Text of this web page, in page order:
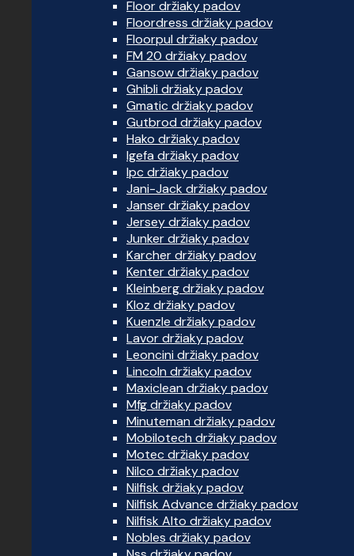
Floor držiaky padov
Floordress držiaky padov
Floorpul držiaky padov
FM 20 držiaky padov
Gansow držiaky padov
Ghibli držiaky padov
Gmatic držiaky padov
Gutbrod držiaky padov
Hako držiaky padov
Igefa držiaky padov
Ipc držiaky padov
Jani-Jack držiaky padov
Janser držiaky padov
Jersey držiaky padov
Junker držiaky padov
Karcher držiaky padov
Kenter držiaky padov
Kleinberg držiaky padov
Kloz držiaky padov
Kuenzle držiaky padov
Lavor držiaky padov
Leoncini držiaky padov
Lincoln držiaky padov
Maxiclean držiaky padov
Mfg držiaky padov
Minuteman držiaky padov
Mobilotech držiaky padov
Motec držiaky padov
Nilco držiaky padov
Nilfisk držiaky padov
Nilfisk Advance držiaky padov
Nilfisk Alto držiaky padov
Nobles držiaky padov